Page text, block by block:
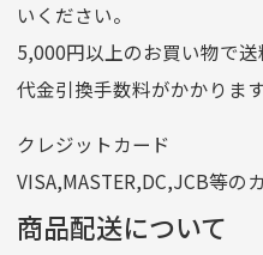
ゆうちょ間
記号
14710
他銀行から
店名
四七八（
店番
478
いください。
5,000円以上のお買い物で送
代金引換手数料がかかりま
クレジットカード
VISA,MASTER,DC,JCB等の
商品配送について